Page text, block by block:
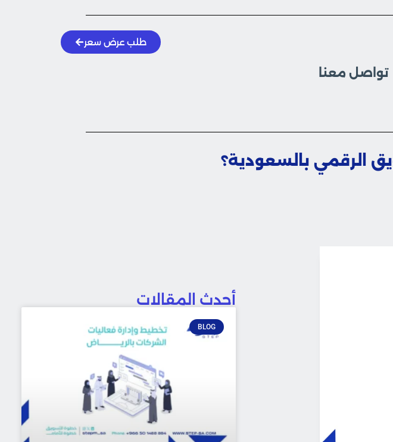
تواصل معنا
طلب عرض سعر
الرقمي بالسعودية؟
أحدث المقالات
BLOG